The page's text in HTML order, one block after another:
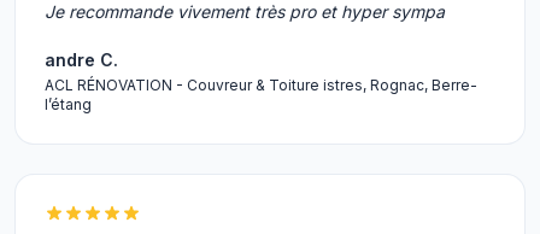
Je recommande vivement très pro et hyper sympa
andre C.
ACL RÉNOVATION - Couvreur & Toiture istres, Rognac, Berre-
l’étang